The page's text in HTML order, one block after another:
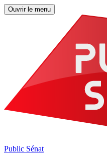
Ouvrir le menu
Public Sénat